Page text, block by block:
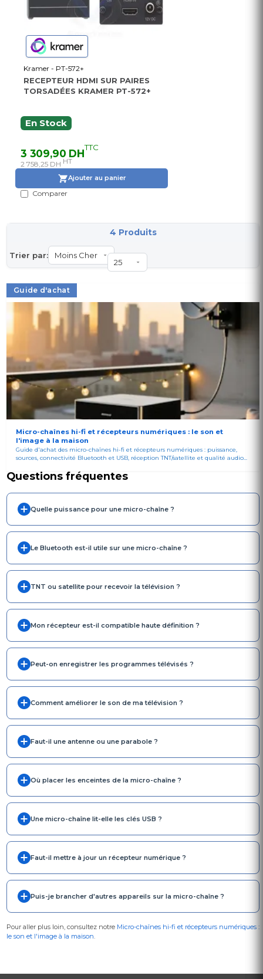
Kramer - PT-572+
RECEPTEUR HDMI SUR PAIRES
TORSADÉES KRAMER PT-572+
En Stock
3 309,90 DHTTC
2 758,25 DH HT
Ajouter au panier
Comparer
Trier par:
4 Produits
Guide d'achat
Micro-chaînes hi-fi et récepteurs numériques : le son et
l'image à la maison
Guide d'achat des micro-chaînes hi-fi et récepteurs numériques : puissance,
sources, connectivité Bluetooth et USB, réception TNT/satellite et qualité audio...
Questions fréquentes
Quelle puissance pour une micro-chaîne ?
Le Bluetooth est-il utile sur une micro-chaîne ?
TNT ou satellite pour recevoir la télévision ?
Mon récepteur est-il compatible haute définition ?
Peut-on enregistrer les programmes télévisés ?
Comment améliorer le son de ma télévision ?
Faut-il une antenne ou une parabole ?
Où placer les enceintes de la micro-chaîne ?
Une micro-chaîne lit-elle les clés USB ?
Faut-il mettre à jour un récepteur numérique ?
Puis-je brancher d'autres appareils sur la micro-chaîne ?
Pour aller plus loin, consultez notre Micro-chaînes hi-fi et récepteurs numériques :
le son et l'image à la maison